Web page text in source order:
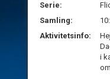
Serie:
Samling:
Aktivitetsinfo:
i